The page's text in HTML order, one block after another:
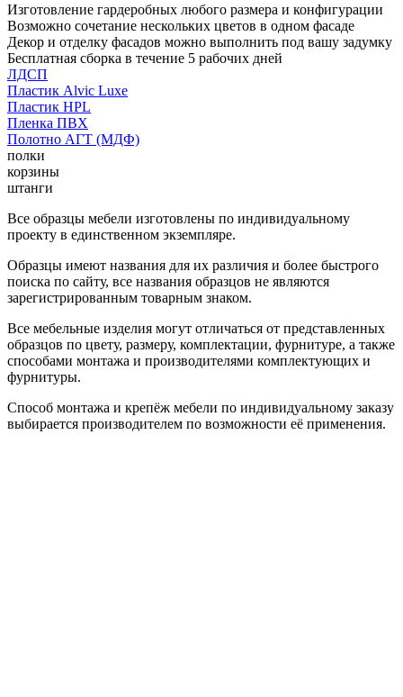
Изготовление гардеробных любого размера и конфигурации
Возможно сочетание нескольких цветов в одном фасаде
Декор и отделку фасадов можно выполнить под вашу задумку
Бесплатная сборка в течение 5 рабочих дней
ЛДСП
Пластик Alvic Luxe
Пластик HPL
Пленка ПВХ
Полотно АГТ (МДФ)
полки
корзины
штанги
Все образцы мебели изготовлены по индивидуальному
проекту в единственном экземпляре.
Образцы имеют названия для их различия и более быстрого
поиска по сайту, все названия образцов не являются
зарегистрированным товарным знаком.
Все мебельные изделия могут отличаться от представленных
образцов по цвету, размеру, комплектации, фурнитуре, а также
способами монтажа и производителями комплектующих и
фурнитуры.
Способ монтажа и крепёж мебели по индивидуальному заказу
выбирается производителем по возможности её применения.